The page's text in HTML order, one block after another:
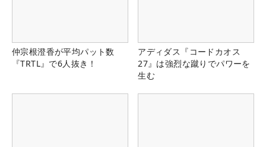
仲宗根澄香が平均パット数
『TRTL』で6人抜き！
アディダス『コードカオス
27』は強烈な蹴りでパワーを
生む